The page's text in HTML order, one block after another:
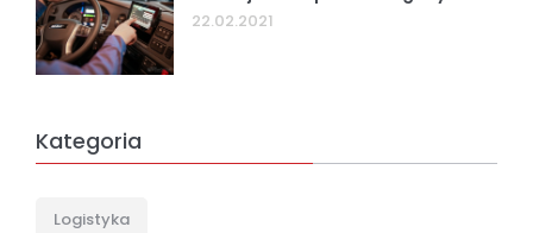
22.02.2021
Kategoria
Logistyka